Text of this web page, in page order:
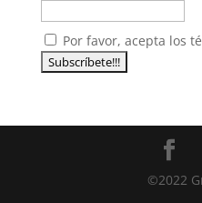
Por favor, acepta los
©2022